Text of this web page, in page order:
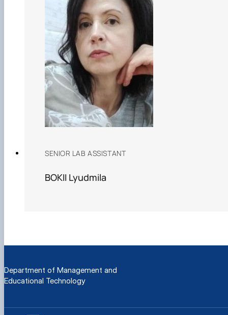
SENIOR LAB ASSISTANT
BOKII Lyudmila
Department of Management and
Educational Technology